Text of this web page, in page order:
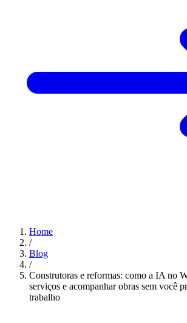
Home
/
Blog
/
Construtoras e reformas: como a IA no
serviços e acompanhar obras sem você
trabalho